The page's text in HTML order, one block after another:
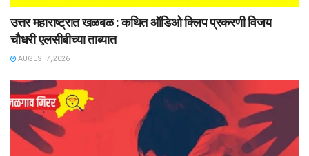
उत्तर महाराष्ट्रात खळबळ : कथित ऑडिओ क्लिप प्रकरणी विजय
चौधरी एलसीबीच्या ताब्यात
AUGUST 7, 2026